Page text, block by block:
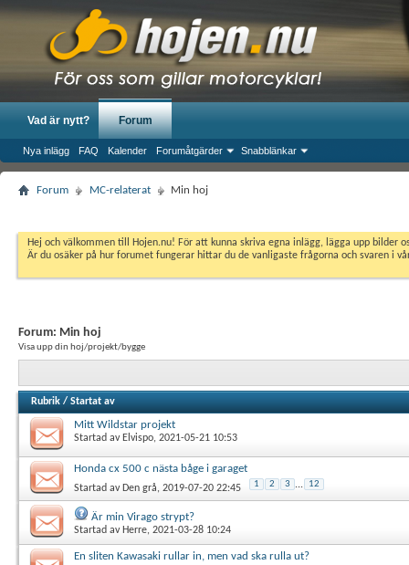
Vad är nytt? Forum
Nya inlägg FAQ Kalender Forumåtgärder Snabblänkar
Forum MC-relaterat Min hoj
Hej och välkommen till Hojen.nu! För att kunna skriva egna inlägg, lägga upp
Är du osäker på hur forumet fungerar hittar du de vanligaste frågorna och svaren i
Forum: Min hoj
Visa upp din hoj/projekt/bygge
Rubrik / Startat av
Mitt Wildstar projekt
Startad av Elvispo, 2021-05-21 10:53
Honda cx 500 c nästa båge i garaget
Startad av Den grå, 2019-07-20 22:45 1 2 3 ... 12
Är min Virago strypt?
Startad av Herre, 2021-03-28 10:24
En sliten Kawasaki rullar in, men vad ska rulla ut?